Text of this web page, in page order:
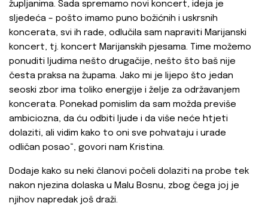
župljanima. Sada spremamo novi koncert, ideja je
sljedeća – pošto imamo puno božićnih i uskrsnih
koncerata, svi ih rade, odlučila sam napraviti Marijanski
koncert, tj. koncert Marijanskih pjesama. Time možemo
ponuditi ljudima nešto drugačije, nešto što baš nije
česta praksa na župama. Jako mi je lijepo što jedan
seoski zbor ima toliko energije i želje za održavanjem
koncerata. Ponekad pomislim da sam možda previše
ambiciozna, da ću odbiti ljude i da više neće htjeti
dolaziti, ali vidim kako to oni sve pohvataju i urade
odličan posao“, govori nam Kristina.
Dodaje kako su neki članovi počeli dolaziti na probe tek
nakon njezina dolaska u Malu Bosnu, zbog čega joj je
njihov napredak još draži.